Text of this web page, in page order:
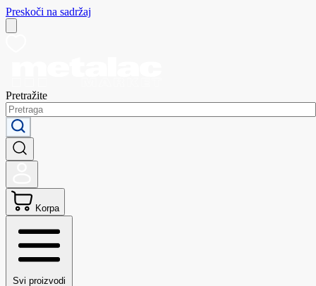
Preskoči na sadržaj
Pretražite
Korpa
Svi proizvodi